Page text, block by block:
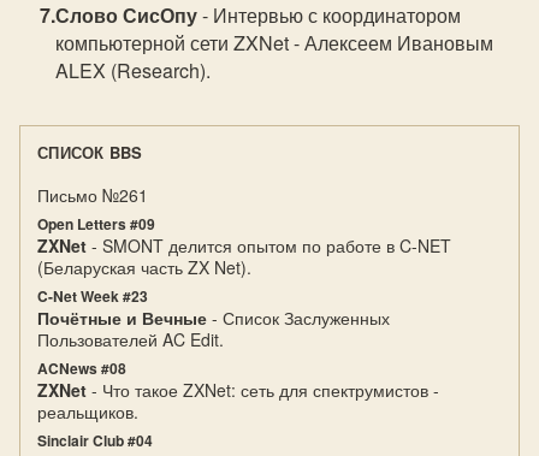
Слово СисОпу- Интервью с координатором
компьютерной сети ZXNet - Алексеем Ивановым
ALEX (Research).
СПИСОК BBS
Письмо №261
Open Letters #09
ZXNet - SMONT делится опытом по работе в C-NET
(Беларуская часть ZX Net).
C-Net Week #23
Почётные и Вечные - Список Заслуженных
Пользователей AC Edit.
ACNews #08
ZXNet - Что такое ZXNet: сеть для спектрумистов -
реальщиков.
Sinclair Club #04